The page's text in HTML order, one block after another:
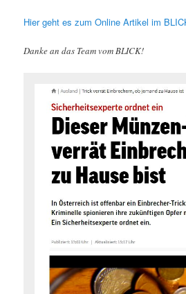
Hier geht es zum Online Artikel im
Danke an das Team vom BLICK!